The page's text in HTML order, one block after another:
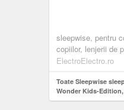
sleepwise, pentru
copiilor, lenjerii de
copii
ElectroElectro.ro
Toate Sleepwise
Wonder Kids-
135 x 200 cm, 80 x